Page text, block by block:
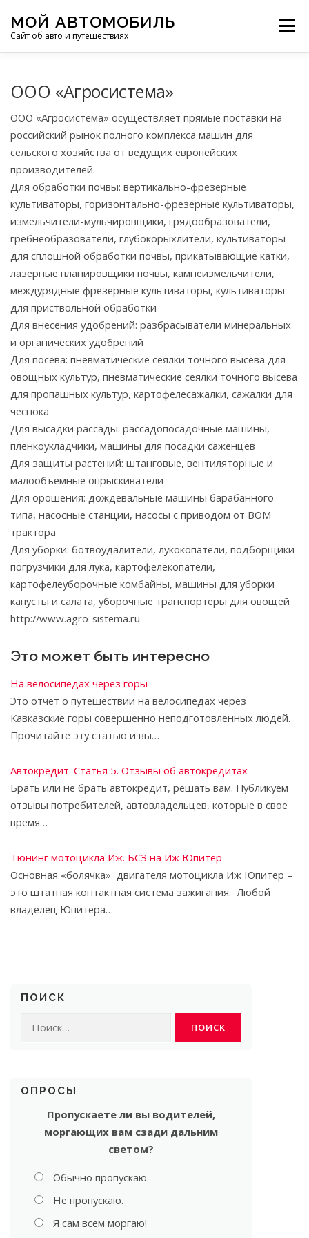
содержимому
МОЙ АВТОМОБИЛЬ
Сайт об авто и путешествиях
Меню
МОТОЦИКЛЫ
ФОТООТЧЕТЫ
ООО «Агросистема»
ООО «Агросистема» осуществляет прямые поставки на
российский рынок полного комплекса машин для
сельского хозяйства от ведущих европейских
производителей.
Для обработки почвы: вертикально-фрезерные
культиваторы, горизонтально-фрезерные культиваторы,
измельчители-мульчировщики, грядообразователи,
гребнеобразователи, глубокорыхлители, культиваторы
для сплошной обработки почвы, прикатывающие катки,
лазерные планировщики почвы, камнеизмельчители,
междурядные фрезерные культиваторы, культиваторы
для приствольной обработки
Для внесения удобрений: разбрасыватели минеральных
и органических удобрений
Для посева: пневматические сеялки точного высева для
овощных культур, пневматические сеялки точного высева
для пропашных культур, картофелесажалки, сажалки для
чеснока
Для высадки рассады: рассадопосадочные машины,
пленкоукладчики, машины для посадки саженцев
Для защиты растений: штанговые, вентиляторные и
малообъемные опрыскиватели
Для орошения: дождевальные машины барабанного
типа, насосные станции, насосы с приводом от ВОМ
трактора
Для уборки: ботвоудалители, лукокопатели, подборщики-
погрузчики для лука, картофелекопатели,
картофелеуборочные комбайны, машины для уборки
капусты и салата, уборочные транспортеры для овощей
http://www.agro-sistema.ru
Это может быть интересно
На велосипедах через горы
Это отчет о путешествии на велосипедах через
Кавказские горы совершенно неподготовленных людей.
Прочитайте эту статью и вы…
Автокредит. Статья 5. Отзывы об автокредитах
Брать или не брать автокредит, решать вам. Публикуем
отзывы потребителей, автовладельцев, которые в свое
время…
Тюнинг мотоцикла Иж. БСЗ на Иж Юпитер
Основная «болячка» двигателя мотоцикла Иж Юпитер –
это штатная контактная система зажигания. Любой
владелец Юпитера…
ПОИСК
ОПРОСЫ
Пропускаете ли вы водителей,
моргающих вам сзади дальним
светом?
Обычно пропускаю.
Не пропускаю.
Я сам всем моргаю!